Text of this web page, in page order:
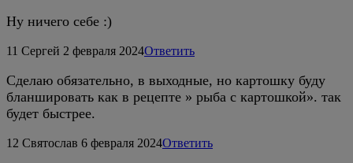
Ну ничего себе :)
11 Сергей 2 февраля 2024Ответить
Сделаю обязательно, в выходные, но картошку буду
бланшировать как в рецепте » рыба с картошкой». так
будет быстрее.
12 Святослав 6 февраля 2024Ответить